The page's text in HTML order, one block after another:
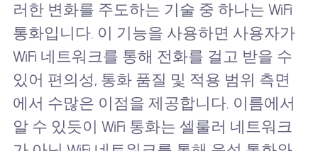
러한 변화를 주도하는 기술 중 하나는 WiFi
통화입니다. 이 기능을 사용하면 사용자가
WiFi 네트워크를 통해 전화를 걸고 받을 수
있어 편의성, 통화 품질 및 적용 범위 측면
에서 수많은 이점을 제공합니다. 이름에서
알 수 있듯이 WiFi 통화는 셀룰러 네트워크